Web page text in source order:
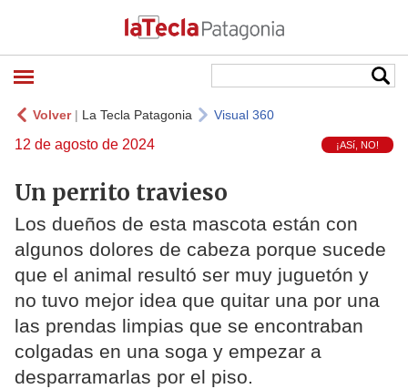
Volver| La Tecla Patagonia Visual 360
12 de agosto de 2024 ¡ASí, NO!
Un perrito travieso
Los dueños de esta mascota están con
algunos dolores de cabeza porque sucede
que el animal resultó ser muy juguetón y
no tuvo mejor idea que quitar una por una
las prendas limpias que se encontraban
colgadas en una soga y empezar a
desparramarlas por el piso.